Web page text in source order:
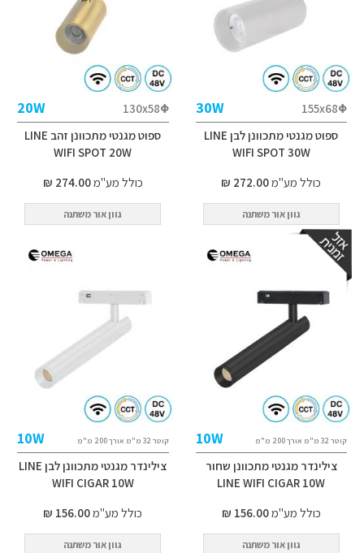
155x68Φ
30W
ספוט מגנטי מתכוונן לבן LINE
WIFI SPOT 30W
כולל מע"מ272.00 ₪
גוון אור משתנה
130x58Φ
20W
ספוט מגנטי מתכוונן זהב LINE
WIFI SPOT 20W
כולל מע"מ274.00 ₪
גוון אור משתנה
קוטר 32 מ"מ אורך 200 מ"מ 10W
צילינדר מגנטי מתכוונן שחור
LINE WIFI CIGAR 10W
כולל מע"מ156.00 ₪
גוון אור משתנה
קוטר 32 מ"מ אורך 200 מ"מ 10W
צילינדר מגנטי מתכוונן לבן LINE
WIFI CIGAR 10W
כולל מע"מ156.00 ₪
גוון אור משתנה